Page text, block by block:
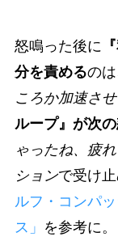
怒鳴った後に
分を責めるの
ころか加速させ
ループ』が次
ゃったね、疲
ションで受け
ルフ・コンパッ
ス」 を参考に。